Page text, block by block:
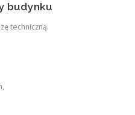
budynku
techniczną.